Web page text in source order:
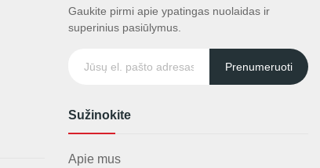
Gaukite pirmi apie ypatingas nuolaidas ir
superinius pasiūlymus.
Prenumeruoti
Sužinokite
Apie mus